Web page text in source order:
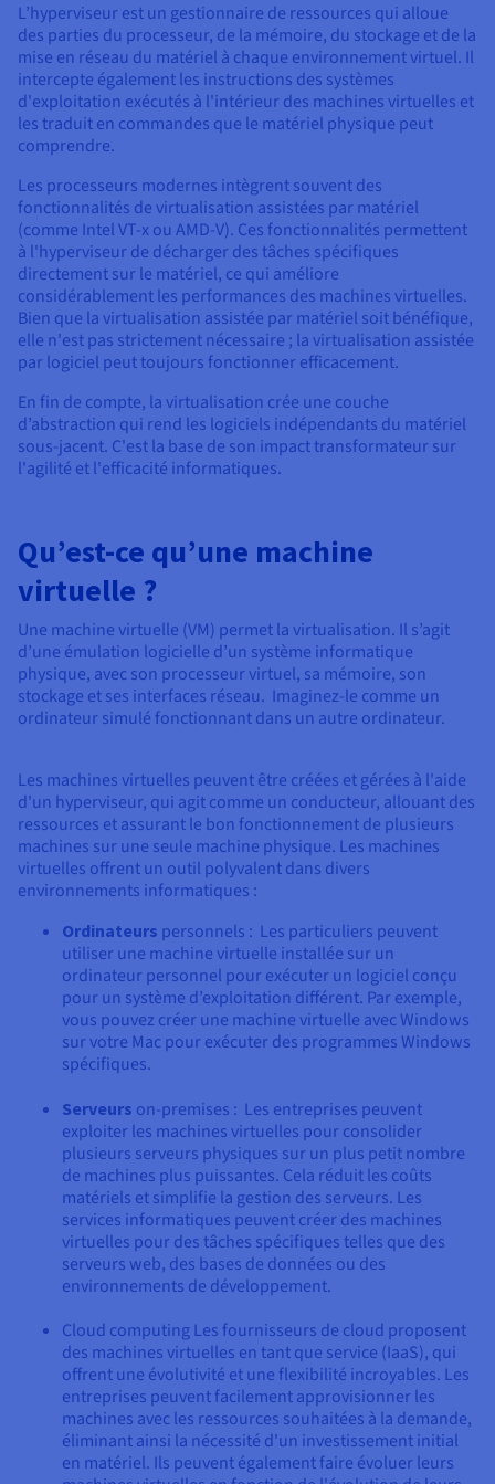
L’hyperviseur est un gestionnaire de ressources qui alloue
des parties du processeur, de la mémoire, du stockage et de la
mise en réseau du matériel à chaque environnement virtuel. Il
intercepte également les instructions des systèmes
d'exploitation exécutés à l'intérieur des machines virtuelles et
les traduit en commandes que le matériel physique peut
comprendre.
Les processeurs modernes intègrent souvent des
fonctionnalités de virtualisation assistées par matériel
(comme Intel VT-x ou AMD-V). Ces fonctionnalités permettent
à l'hyperviseur de décharger des tâches spécifiques
directement sur le matériel, ce qui améliore
considérablement les performances des machines virtuelles.
Bien que la virtualisation assistée par matériel soit bénéfique,
elle n'est pas strictement nécessaire ; la virtualisation assistée
par logiciel peut toujours fonctionner efficacement.
En fin de compte, la virtualisation crée une couche
d’abstraction qui rend les logiciels indépendants du matériel
sous-jacent. C'est la base de son impact transformateur sur
l'agilité et l'efficacité informatiques.
Qu’est-ce qu’une machine
virtuelle ?
Une machine virtuelle (VM) permet la virtualisation. Il s’agit
d’une émulation logicielle d’un système informatique
physique, avec son processeur virtuel, sa mémoire, son
stockage et ses interfaces réseau. Imaginez-le comme un
ordinateur simulé fonctionnant dans un autre ordinateur.
Les machines virtuelles peuvent être créées et gérées à l'aide
d'un hyperviseur, qui agit comme un conducteur, allouant des
ressources et assurant le bon fonctionnement de plusieurs
machines sur une seule machine physique. Les machines
virtuelles offrent un outil polyvalent dans divers
environnements informatiques :
Ordinateurs personnels : Les particuliers peuvent
utiliser une machine virtuelle installée sur un
ordinateur personnel pour exécuter un logiciel conçu
pour un système d’exploitation différent. Par exemple,
vous pouvez créer une machine virtuelle avec Windows
sur votre Mac pour exécuter des programmes Windows
spécifiques.
Serveurs on-premises : Les entreprises peuvent
exploiter les machines virtuelles pour consolider
plusieurs serveurs physiques sur un plus petit nombre
de machines plus puissantes. Cela réduit les coûts
matériels et simplifie la gestion des serveurs. Les
services informatiques peuvent créer des machines
virtuelles pour des tâches spécifiques telles que des
serveurs web, des bases de données ou des
environnements de développement.
Cloud computing Les fournisseurs de cloud proposent
des machines virtuelles en tant que service (IaaS), qui
offrent une évolutivité et une flexibilité incroyables. Les
entreprises peuvent facilement approvisionner les
machines avec les ressources souhaitées à la demande,
éliminant ainsi la nécessité d'un investissement initial
en matériel. Ils peuvent également faire évoluer leurs